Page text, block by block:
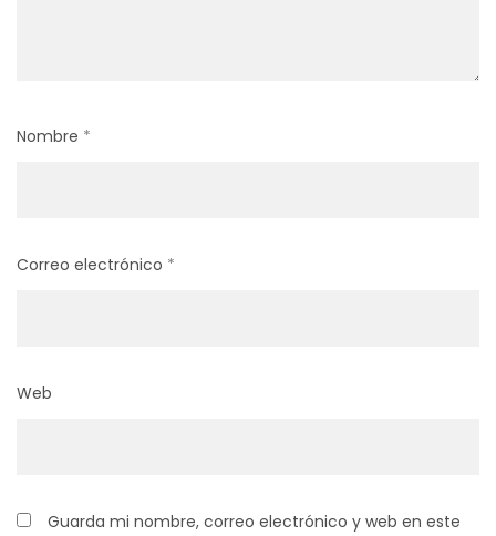
Nombre *
Correo electrónico *
Web
Guarda mi nombre, correo electrónico y web en este